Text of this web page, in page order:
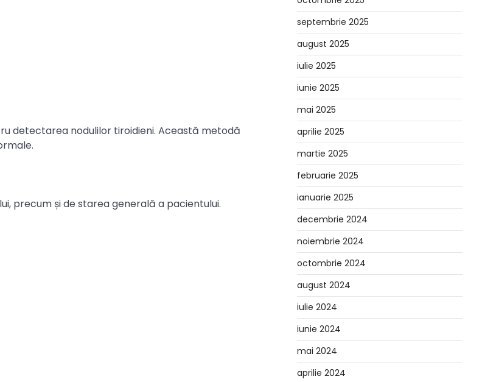
detectarea nodulilor tiroidieni. Această metodă
precum și de starea generală a pacientului.
septembrie 2025
august 2025
iulie 2025
iunie 2025
mai 2025
aprilie 2025
martie 2025
februarie 2025
ianuarie 2025
decembrie 2024
noiembrie 2024
octombrie 2024
august 2024
iulie 2024
iunie 2024
mai 2024
aprilie 2024